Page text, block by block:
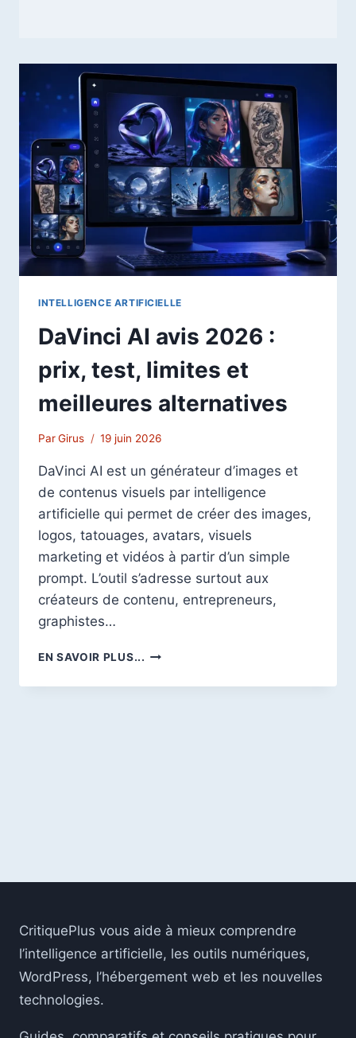
INTELLIGENCE ARTIFICIELLE
DaVinci AI avis 2026 :
prix, test, limites et
meilleures alternatives
ParGirus 19 juin 2026
DaVinci AI est un générateur d’images et
de contenus visuels par intelligence
artificielle qui permet de créer des images,
logos, tatouages, avatars, visuels
marketing et vidéos à partir d’un simple
prompt. L’outil s’adresse surtout aux
créateurs de contenu, entrepreneurs,
graphistes…
EN SAVOIR PLUS... DAVINCI
AVIS
CritiquePlus vous aide à mieux comprendre
l’intelligence artificielle, les outils numériques,
WordPress, l’hébergement web et les nouvelles
technologies.